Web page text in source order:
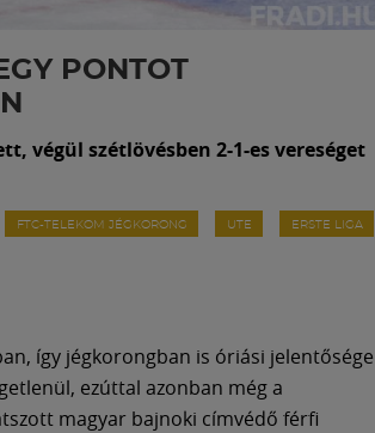
PONTOT
végül szétlövésben 2-1-es vereséget
FTC-TELEKOM JÉGKORONG UTE ERSTE LIGA
így jégkorongban is óriási jelentősége
ezúttal azonban még a
magyar bajnoki címvédő férfi